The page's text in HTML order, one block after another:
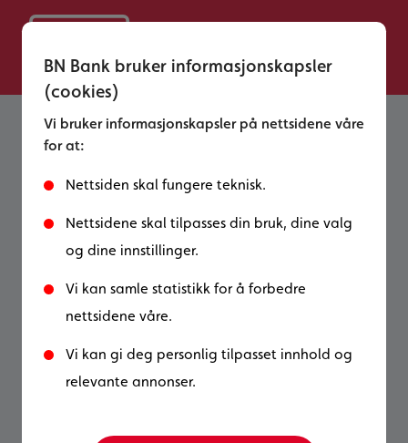
BN Bank bruker informasjonskapsler
(cookies)
Vi bruker informasjonskapsler på nettsidene våre
for at:
Nettsiden skal fungere teknisk.
Nettsidene skal tilpasses din bruk, dine valg
og dine innstillinger.
Vi kan samle statistikk for å forbedre
nettsidene våre.
Vi kan gi deg personlig tilpasset innhold og
relevante annonser.
Dette må du huske på
når du skal pusse opp
boligen din
penger i oppussing, og det er ingen tvil
om at en fornyelse av boligen kan skape
riktig så flotte resultater. Det er derimot